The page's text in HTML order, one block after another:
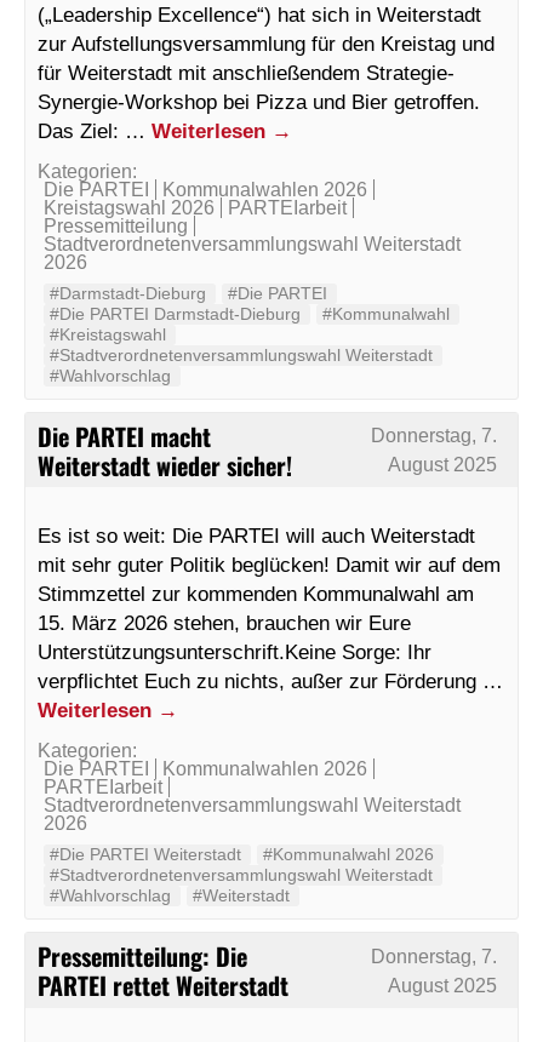
(„Leadership Excellence“) hat sich in Weiterstadt
zur Aufstellungsversammlung für den Kreistag und
für Weiterstadt mit anschließendem Strategie-
Synergie-Workshop bei Pizza und Bier getroffen.
Das Ziel: … Weiterlesen →
Kategorien:
Die PARTEI
Kommunalwahlen 2026
Kreistagswahl 2026
PARTEIarbeit
Pressemitteilung
Stadtverordnetenversammlungswahl Weiterstadt
2026
#Darmstadt-Dieburg
#Die PARTEI
#Die PARTEI Darmstadt-Dieburg
#Kommunalwahl
#Kreistagswahl
#Stadtverordnetenversammlungswahl Weiterstadt
#Wahlvorschlag
Die PARTEI macht
Weiterstadt wieder sicher!
Donnerstag, 7.
August 2025
Es ist so weit: Die PARTEI will auch Weiterstadt
mit sehr guter Politik beglücken! Damit wir auf dem
Stimmzettel zur kommenden Kommunalwahl am
15. März 2026 stehen, brauchen wir Eure
Unterstützungsunterschrift.Keine Sorge: Ihr
verpflichtet Euch zu nichts, außer zur Förderung …
Weiterlesen →
Kategorien:
Die PARTEI
Kommunalwahlen 2026
PARTEIarbeit
Stadtverordnetenversammlungswahl Weiterstadt
2026
#Die PARTEI Weiterstadt
#Kommunalwahl 2026
#Stadtverordnetenversammlungswahl Weiterstadt
#Wahlvorschlag
#Weiterstadt
Pressemitteilung: Die
PARTEI rettet Weiterstadt
Donnerstag, 7.
August 2025